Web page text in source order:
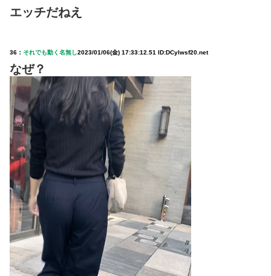
エッチだねえ
36： それでも動く名無し2023/01/06(金) 17:33:12.51 ID:DCylwsf20.net
なぜ？